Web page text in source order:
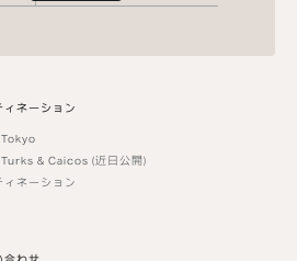
ィネーション
& Caicos (近日公開)
ィネーション